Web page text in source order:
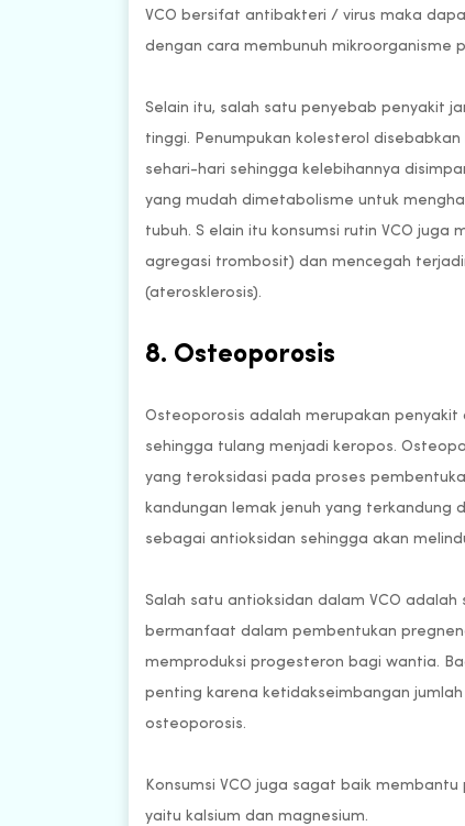
VCO bersifat antibakteri / virus maka
dengan cara membunuh mikroorganisme
Selain itu, salah satu penyebab penyakit
tinggi. Penumpukan kolesterol
sehari-hari sehingga kelebihannya
yang mudah dimetabolisme untuk
tubuh. S elain itu konsumsi rutin VCO
agregasi trombosit) dan mencegah
(aterosklerosis).
8. Osteoporosis
Osteoporosis adalah merupakan
sehingga tulang menjadi keropos.
yang teroksidasi pada proses
kandungan lemak jenuh yang terkandung
sebagai antioksidan sehingga akan
Salah satu antioksidan dalam VCO
bermanfaat dalam pembentukan
memproduksi progesteron bagi wantia.
penting karena ketidakseimbangan
osteoporosis.
Konsumsi VCO juga sagat baik
yaitu kalsium dan magnesium.